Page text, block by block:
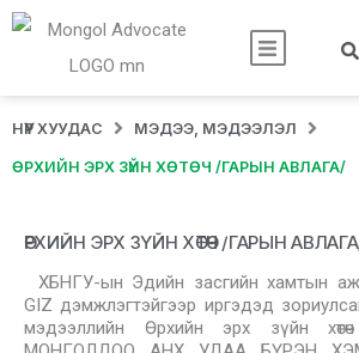
НҮҮР ХУУДАС МЭДЭЭ, МЭДЭЭЛЭЛ
ӨРХИЙН ЭРХ ЗҮЙН ХӨТӨЧ /ГАРЫН АВЛАГА/
ӨРХИЙН ЭРХ ЗҮЙН ХӨТӨЧ /ГАРЫН
ХБНГУ-ын Эдийн засгийн хамтын
GIZ дэмжлэгтэйгээр иргэдэд зориулсан
мэдээллийн Өрхийн эрх зүйн